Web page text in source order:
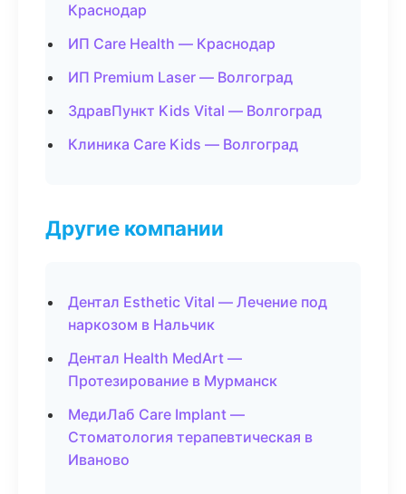
Краснодар
ИП Care Health — Краснодар
ИП Premium Laser — Волгоград
ЗдравПункт Kids Vital — Волгоград
Клиника Care Kids — Волгоград
Другие компании
Дентал Esthetic Vital — Лечение под
наркозом в Нальчик
Дентал Health MedArt —
Протезирование в Мурманск
МедиЛаб Care Implant —
Стоматология терапевтическая в
Иваново